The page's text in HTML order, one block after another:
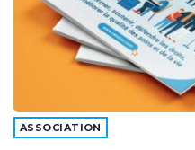
ASSOCIATION